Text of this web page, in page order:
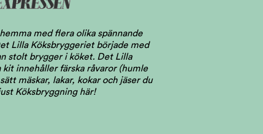
med flera olika spännande
Lilla Köksbryggeriet började med
stolt brygger i köket. Det Lilla
innehåller färska råvaror (humle
mäskar, lakar, kokar och jäser du
Köksbryggning här!